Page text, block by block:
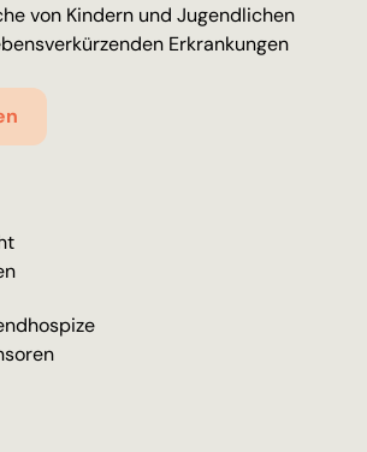
von Kindern und Jugendlichen
Erkrankungen